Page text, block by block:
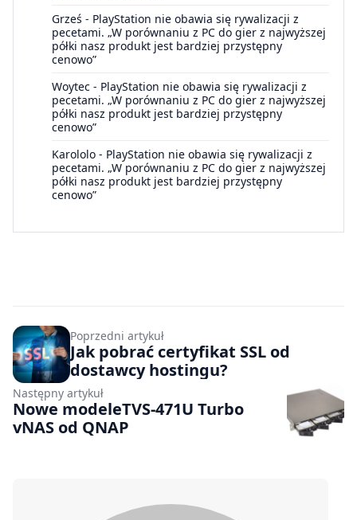
Grześ - PlayStation nie obawia się rywalizacji z
pecetami. „W porównaniu z PC do gier z najwyższej
półki nasz produkt jest bardziej przystępny
cenowo”
Woytec - PlayStation nie obawia się rywalizacji z
pecetami. „W porównaniu z PC do gier z najwyższej
półki nasz produkt jest bardziej przystępny
cenowo”
Karololo - PlayStation nie obawia się rywalizacji z
pecetami. „W porównaniu z PC do gier z najwyższej
półki nasz produkt jest bardziej przystępny
cenowo”
Poprzedni artykuł
Jak pobrać certyfikat SSL od
dostawcy hostingu?
Następny artykuł
Nowe modeleTVS-471U Turbo
vNAS od QNAP